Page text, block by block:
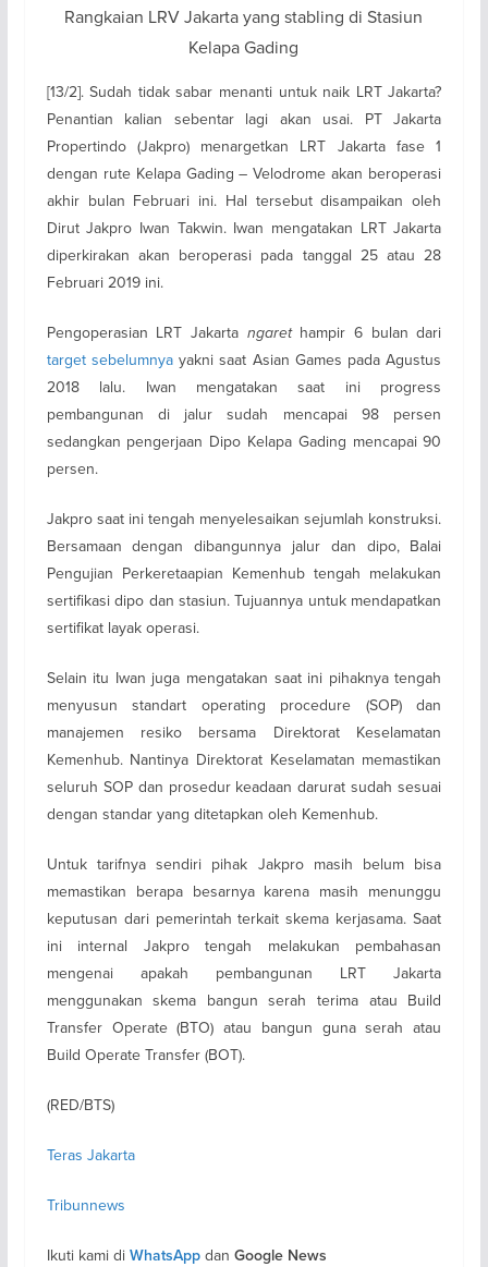
Rangkaian LRV Jakarta yang stabling di Stasiun
Kelapa Gading
[13/2]. Sudah tidak sabar menanti untuk naik LRT Jakarta?
Penantian kalian sebentar lagi akan usai. PT Jakarta
Propertindo (Jakpro) menargetkan LRT Jakarta fase 1
dengan rute Kelapa Gading – Velodrome akan beroperasi
akhir bulan Februari ini. Hal tersebut disampaikan oleh
Dirut Jakpro Iwan Takwin. Iwan mengatakan LRT Jakarta
diperkirakan akan beroperasi pada tanggal 25 atau 28
Februari 2019 ini.
Pengoperasian LRT Jakarta ngaret hampir 6 bulan dari
target sebelumnyayakni saat Asian Games pada Agustus
2018 lalu. Iwan mengatakan saat ini progress
pembangunan di jalur sudah mencapai 98 persen
sedangkan pengerjaan Dipo Kelapa Gading mencapai 90
persen.
Jakpro saat ini tengah menyelesaikan sejumlah konstruksi.
Bersamaan dengan dibangunnya jalur dan dipo, Balai
Pengujian Perkeretaapian Kemenhub tengah melakukan
sertifikasi dipo dan stasiun. Tujuannya untuk mendapatkan
sertifikat layak operasi.
Selain itu Iwan juga mengatakan saat ini pihaknya tengah
menyusun standart operating procedure (SOP) dan
manajemen resiko bersama Direktorat Keselamatan
Kemenhub. Nantinya Direktorat Keselamatan memastikan
seluruh SOP dan prosedur keadaan darurat sudah sesuai
dengan standar yang ditetapkan oleh Kemenhub.
Untuk tarifnya sendiri pihak Jakpro masih belum bisa
memastikan berapa besarnya karena masih menunggu
keputusan dari pemerintah terkait skema kerjasama. Saat
ini internal Jakpro tengah melakukan pembahasan
mengenai apakah pembangunan LRT Jakarta
menggunakan skema bangun serah terima atau Build
Transfer Operate (BTO) atau bangun guna serah atau
Build Operate Transfer (BOT).
(RED/BTS)
Teras Jakarta
Tribunnews
Ikuti kami di WhatsAppdan Google News